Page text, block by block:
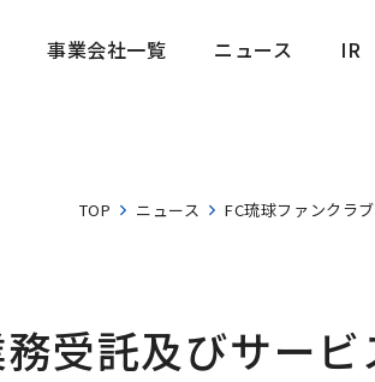
事業会社一覧
ニュース
IR
TOP ニュース FC琉球ファンクラ
受託及びサー